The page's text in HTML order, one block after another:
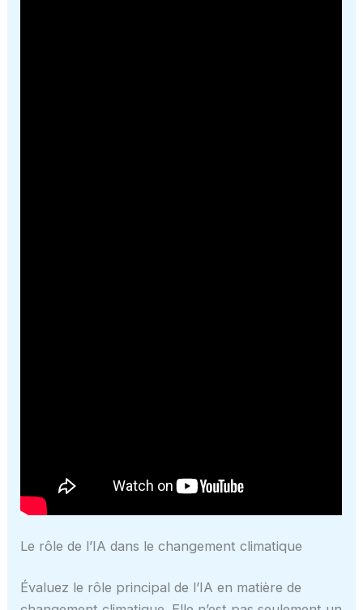
Le rôle de l’IA dans le changement climatique
Évaluez le rôle principal de l’IA en matière de